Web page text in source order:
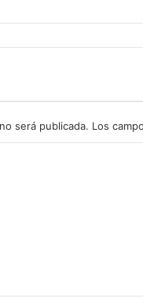
será publicada. Los